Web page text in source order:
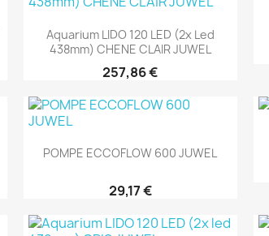
 Aperçu rapide
Aquarium LIDO 120 LED (2x Led
438mm) CHENE CLAIR JUWEL
257,86 €
Aperçu rapide
POMPE ECCOFLOW 600 JUWEL
29,17 €